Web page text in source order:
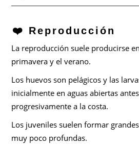
❤️ Reproducción
La reproducción suele producirse
primavera y el verano.
Los huevos son pelágicos y las
inicialmente en aguas abiertas
progresivamente a la costa.
Los juveniles suelen formar
muy poco profundas.